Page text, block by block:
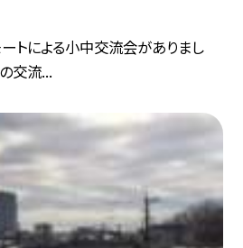
トによる小中交流会がありまし
交流...